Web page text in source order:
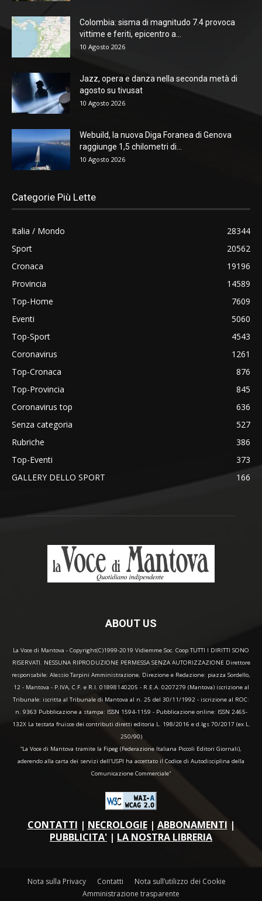
Colombia: sisma di magnitudo 7.4 provoca
vittime e feriti, epicentro a...
10 Agosto 2026
Jazz, opera e danza nella seconda metà di
agosto su tivusat
10 Agosto 2026
Webuild, la nuova Diga Foranea di Genova
raggiunge 1,5 chilometri di...
10 Agosto 2026
Categorie Più Lette
Italia / Mondo
28344
Sport
20562
Cronaca
19196
Provincia
14589
Top-Home
7609
Eventi
5060
Top-Sport
4543
Coronavirus
1261
Top-Cronaca
876
Top-Provincia
845
Coronavirus top
636
Senza categoria
527
Rubriche
386
Top-Eventi
373
GALLERY DELLO SPORT
166
ABOUT US
La Voce di Mantova - Copyright(C)1999-2019 Vidiemme Soc. Coop TUTTI I DIRITTI SONO
RISERVATI. NESSUNA RIPRODUZIONE PERMESSA SENZA AUTORIZZAZIONE Direttore
responsabile: Alessio Tarpini Amministrazione, Direzione e Redazione: piazza Sordello,
12 - Mantova - P.IVA, C.F. e R.I. 01898140205 - R.E.A. 0207279 (Mantova) iscrizione al
Tribunale: iscritta al Tribunale di Mantova al n. 25 del 30/11/1992 - iscrizione al ROC:
n. 9363 Pubblicazione a stampa: ISSN 1594-1159 - Pubblicazione online: ISSN 2465-
132X La testata fruisce dei contributi diretti editoria L. 198/2016 e d.lgs 70/2017 (ex L.
250/90)
“La Voce di Mantova tramite la Fipeg (Federazione Italiana Piccoli Editori Giornali),
aderendo alla carta dei servizi dell'USPI ha accettato il Codice di Autodisciplina della
Comunicazione Commerciale"
CONTATTI | NECROLOGIE| ABBONAMENTI |
PUBBLICITA' | LA NOSTRA LIBRERIA
Nota sulla Privacy Contatti
Nota sull’utilizzo dei Cookie
Amministrazione trasparente